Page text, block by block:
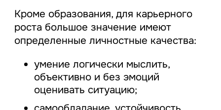
Кроме образования, для карьерного
роста большое значение имеют
определенные личностные качества:
умение логически мыслить,
объективно и без эмоций
оценивать ситуацию;